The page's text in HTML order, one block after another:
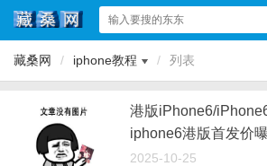
藏桑网 / iphone教程 / 列表
港版iPhone6/
iphone6港版首发价
2025-10-25